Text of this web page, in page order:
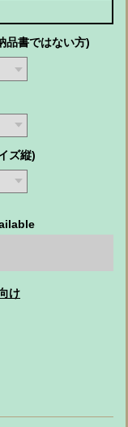
品書ではない方)
ズ縦)
け